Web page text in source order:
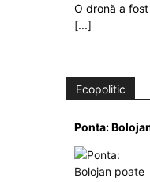
O dronă a
[...]
Ecopolitic
Ponta: